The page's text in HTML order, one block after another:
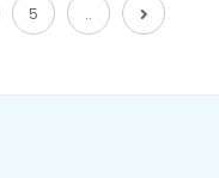
5 ..